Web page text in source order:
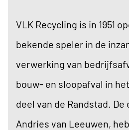
VLK Recycling is in 1951
bekende speler in de
verwerking van
bouw- en sloopafval in
deel van de Randstad.
Andries van Leeuwen,